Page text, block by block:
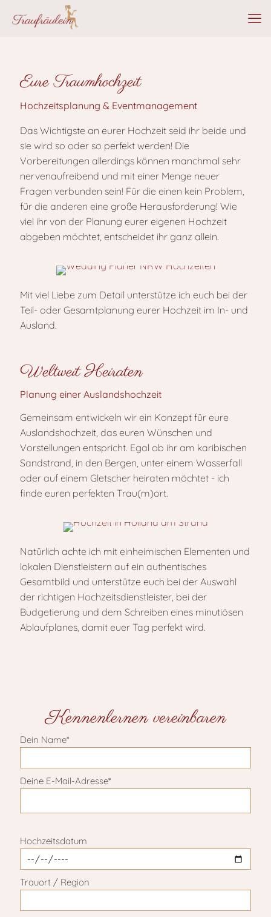
Eure Traumhochzeit
Hochzeitsplanung & Eventmanagement
Das Wichtigste an eurer Hochzeit seid ihr beide und
sie wird so oder so perfekt werden! Die
Vorbereitungen allerdings können manchmal sehr
nervenaufreibend und mit einer Menge neuer
Fragen verbunden sein! Für die einen kein Problem,
für die anderen eine große Herausforderung! Wie
viel ihr von der Planung eurer eigenen Hochzeit
abgeben möchtet, entscheidet ihr ganz allein.
Mit viel Liebe zum Detail unterstütze ich euch bei der
Teil- oder Gesamtplanung eurer Hochzeit im In- und
Ausland.
Weltweit Heiraten
Planung einer Auslandshochzeit
Gemeinsam entwickeln wir ein Konzept für eure
Auslandshochzeit, das euren Wünschen und
Vorstellungen entspricht. Egal ob ihr am karibischen
Sandstrand, in den Bergen, unter einem Wasserfall
oder auf einem Gletscher heiraten möchtet - ich
finde euren perfekten Trau(m)ort.
Natürlich achte ich mit einheimischen Elementen und
lokalen Dienstleistern auf ein authentisches
Gesamtbild und unterstütze euch bei der Auswahl
der richtigen Hochzeitsdienstleister, bei der
Budgetierung und dem Schreiben eines minutiösen
Ablaufplanes, damit euer Tag perfekt wird.
Kennenlernen vereinbaren
Dein Name*
Deine E-Mail-Adresse*
Hochzeitsdatum
Trauort / Region